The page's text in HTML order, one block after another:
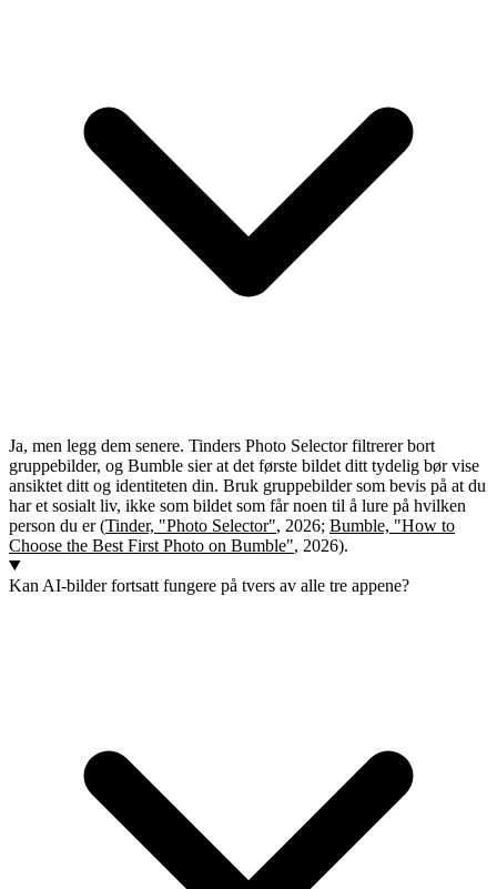
Ja, men legg dem senere. Tinders Photo Selector filtrerer bort
gruppebilder, og Bumble sier at det første bildet ditt tydelig bør vise
ansiktet ditt og identiteten din. Bruk gruppebilder som bevis på at du
har et sosialt liv, ikke som bildet som får noen til å lure på hvilken
person du er (Tinder, "Photo Selector", 2026; Bumble, "How to
Choose the Best First Photo on Bumble", 2026).
Kan AI-bilder fortsatt fungere på tvers av alle tre appene?